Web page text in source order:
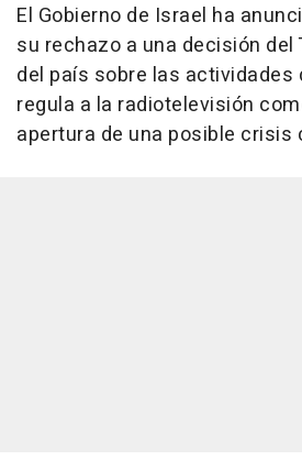
El Gobierno de Israel ha
su rechazo a una decisión del
del país sobre las actividades
regula a la radiotelevisión
apertura de una posible